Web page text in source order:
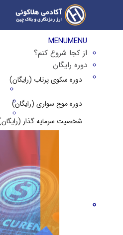
MENUMENU
از کجا شروع کنم؟
دوره رایگان
دوره سکوی پرتاب (رایگان)
دوره موج سواری (رایگان)
شخصیت سرمایه گذار